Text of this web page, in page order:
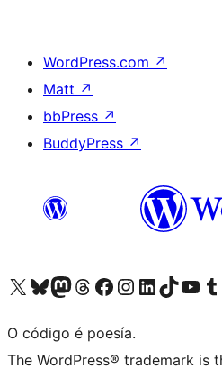
WordPress.com ↗
Matt ↗
bbPress ↗
BuddyPress ↗
Visita la cuenta de X (anteriormente Twitter)
Visita a nosa conta de Bluesky
Visita a nosa conta de Mastodon
Visita a nosa conta de Threads
Visita a nosa páxina de Facebook
Visita a nosa conta de Instagram
Visita a nosa conta de LinkedIn
Visita a nosa conta de TikTok
Visita a nosaVisita
O código é poesía.
The WordPress® trademark is